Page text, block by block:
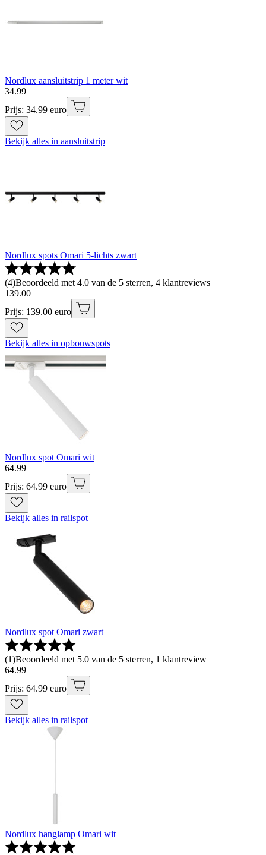
Nordlux aansluitstrip 1 meter wit
34.99
Prijs: 34.99 euro
Bekijk alles in aansluitstrip
Nordlux spots Omari 5-lichts zwart
(4)Beoordeeld met 4.0 van de 5 sterren, 4 klantreviews
139.00
Prijs: 139.00 euro
Bekijk alles in opbouwspots
Nordlux spot Omari wit
64.99
Prijs: 64.99 euro
Bekijk alles in railspot
Nordlux spot Omari zwart
(1)Beoordeeld met 5.0 van de 5 sterren, 1 klantreview
64.99
Prijs: 64.99 euro
Bekijk alles in railspot
Nordlux hanglamp Omari wit